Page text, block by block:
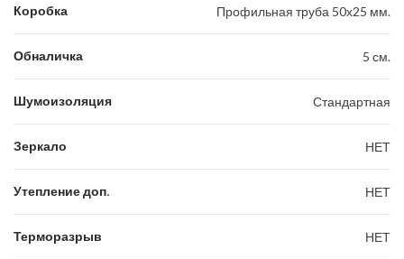
Коробка Профильная труба 50х25 мм.
Обналичка 5 см.
Шумоизоляция Стандартная
Зеркало НЕТ
Утепление доп. НЕТ
Терморазрыв НЕТ